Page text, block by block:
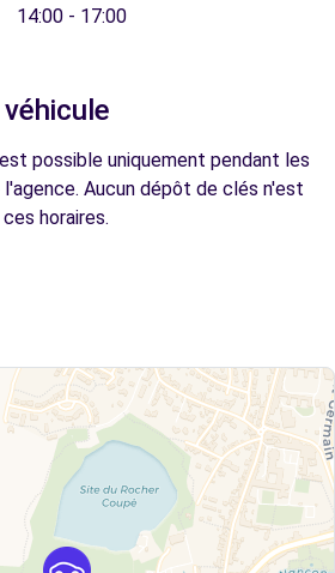
14:00 - 17:00
possible uniquement pendant les
Aucun dépôt de clés n'est
horaires.